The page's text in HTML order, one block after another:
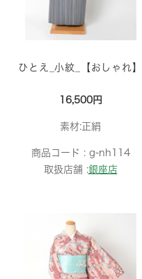
ひとえ_小紋_【おしゃれ】
16,500円
素材:正絹
商品コード : g-nh114
取扱店舗 :銀座店